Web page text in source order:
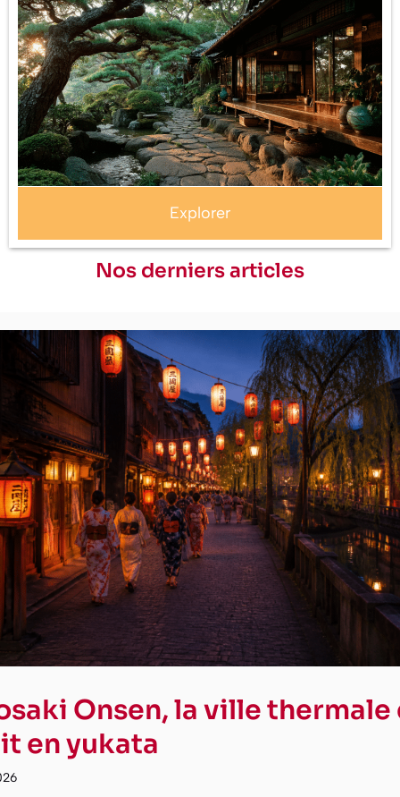
Explorer
Nos derniers articles
Onsen, la ville thermale
en yukata